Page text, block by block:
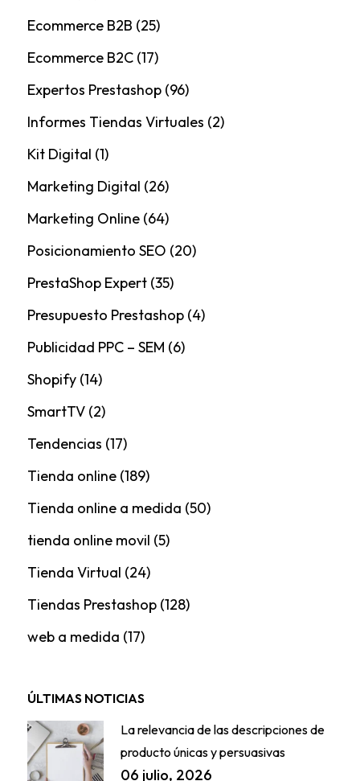
Ecommerce B2B (25)
Ecommerce B2C(17)
Expertos Prestashop(96)
Informes Tiendas Virtuales (2)
Kit Digital (1)
Marketing Digital (26)
Marketing Online(64)
Posicionamiento SEO (20)
PrestaShop Expert(35)
Presupuesto Prestashop(4)
Publicidad PPC – SEM (6)
Shopify(14)
SmartTV(2)
Tendencias (17)
Tienda online(189)
Tienda online a medida (50)
tienda online movil (5)
Tienda Virtual (24)
Tiendas Prestashop(128)
web a medida (17)
ÚLTIMAS NOTICIAS
La relevancia de las descripciones de
producto únicas y persuasivas
06 julio, 2026